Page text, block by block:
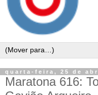
quarta-feira, 25 de
Maratona 616: